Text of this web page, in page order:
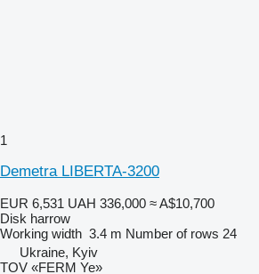
1
Demetra LIBERTA-3200
EUR 6,531 UAH 336,000 ≈ A$10,700
Disk harrow
Working width 3.4 m Number of rows 24
Ukraine, Kyiv
TOV «FERM Ye»